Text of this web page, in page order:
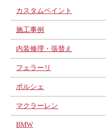
カスタムペイント
施工事例
内装修理・張替え
フェラーリ
ポルシェ
マクラーレン
BMW